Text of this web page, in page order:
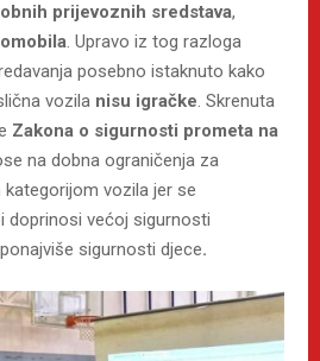
prijevoznih sredstava,
. Upravo iz tog razloga
posebno istaknuto kako
vozila nisu igračke. Skrenuta
Zakona o sigurnosti prometa na
na dobna ograničenja za
vozila jer se
doprinosi većoj sigurnosti
sigurnosti djece.